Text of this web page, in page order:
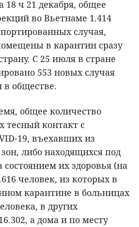
18 ч 21 декабря, общее
во Вьетнаме 1.414
случая,
в карантин сразу
С 25 июля в стране
553 новых случая
обществе.
общее количество
контакт с
19, въехавших из
либо находящихся под
их здоровья (на
человек, из которых в
карантине в больницах
в других
а дома и по месту